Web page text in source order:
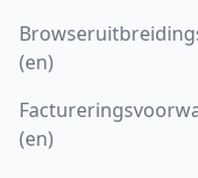
(en)
(en)